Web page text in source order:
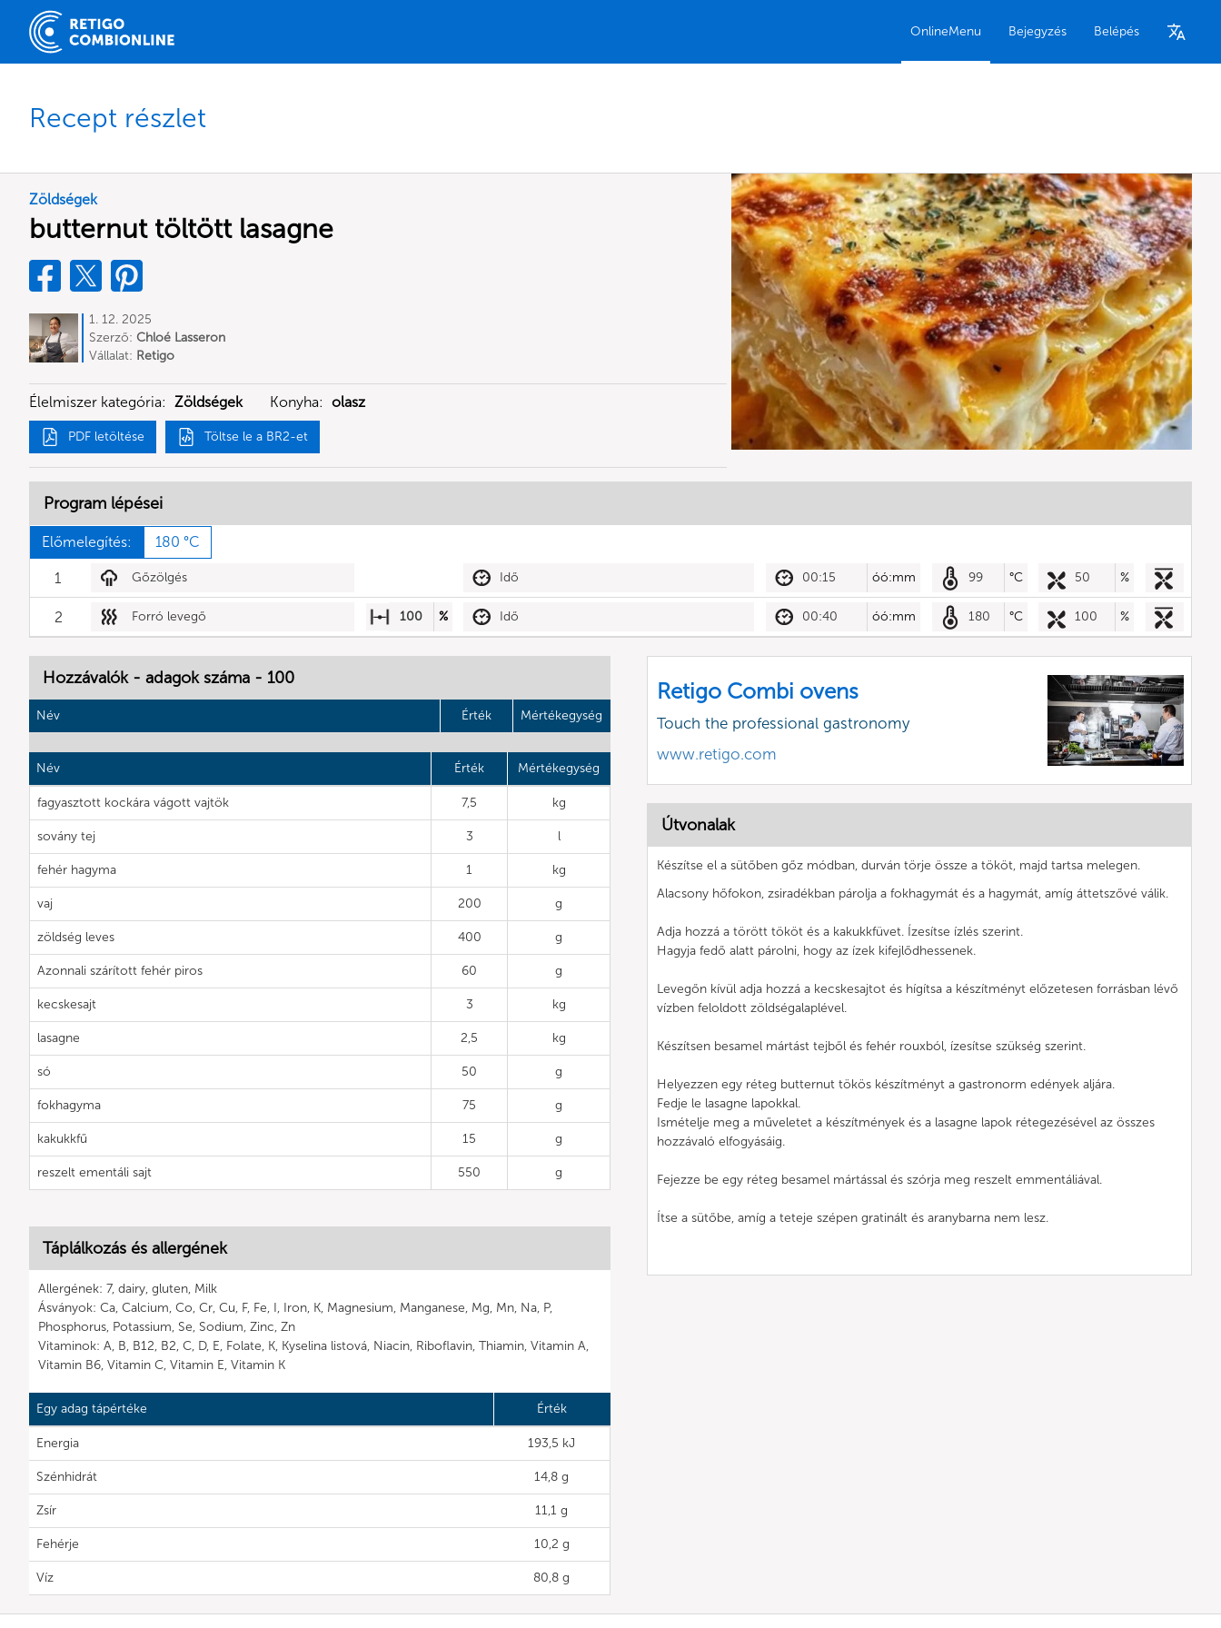
OnlineMenu Bejegyzés Belépés
Recept részlet
Zöldségek
butternut töltött lasagne
1. 12. 2025
Szerző: Chloé Lasseron
Vállalat: Retigo
Élelmiszer kategória: Zöldségek Konyha: olasz
PDF letöltése Töltse le a BR2-et
Program lépései
Előmelegítés: 180 °C
1 Gőzölgés Idő 00:15 óó:mm 99 °C 50 %
2 Forró levegő 100 % Idő 00:40 óó:mm 180 °C 100 %
Hozzávalók - adagok száma - 100
Név Érték Mértékegység
Név Érték Mértékegység
fagyasztott kockára vágott vajtök 7,5 kg
sovány tej 3 l
fehér hagyma 1 kg
vaj 200 g
zöldség leves 400 g
Azonnali szárított fehér piros 60 g
kecskesajt 3 kg
lasagne 2,5 kg
só 50 g
fokhagyma 75 g
kakukkfű 15 g
reszelt ementáli sajt 550 g
Táplálkozás és allergének
Allergének: 7, dairy, gluten, Milk
Ásványok: Ca, Calcium, Co, Cr, Cu, F, Fe, I, Iron, K, Magnesium, Manganese, Mg, Mn, Na, P,
Phosphorus, Potassium, Se, Sodium, Zinc, Zn
Vitaminok: A, B, B12, B2, C, D, E, Folate, K, Kyselina listová, Niacin, Riboflavin, Thiamin, Vitamin A,
Vitamin B6, Vitamin C, Vitamin E, Vitamin K
Egy adag tápértéke Érték
Energia 193,5 kJ
Szénhidrát 14,8 g
Zsír 11,1 g
Fehérje 10,2 g
Víz 80,8 g
Retigo Combi ovens
Touch the professional gastronomy
www.retigo.com
Útvonalak
Készítse el a sütőben gőz módban, durván törje össze a tököt, majd tartsa melegen.
Alacsony hőfokon, zsiradékban párolja a fokhagymát és a hagymát, amíg áttetszővé válik.
Adja hozzá a törött tököt és a kakukkfüvet. Ízesítse ízlés szerint.
Hagyja fedő alatt párolni, hogy az ízek kifejlődhessenek.
Levegőn kívül adja hozzá a kecskesajtot és hígítsa a készítményt előzetesen forrásban lévő
vízben feloldott zöldségalaplével.
Készítsen besamel mártást tejből és fehér rouxból, ízesítse szükség szerint.
Helyezzen egy réteg butternut tökös készítményt a gastronorm edények aljára.
Fedje le lasagne lapokkal.
Ismételje meg a műveletet a készítmények és a lasagne lapok rétegezésével az összes
hozzávaló elfogyásáig.
Fejezze be egy réteg besamel mártással és szórja meg reszelt emmentáliával.
Ítse a sütőbe, amíg a teteje szépen gratinált és aranybarna nem lesz.